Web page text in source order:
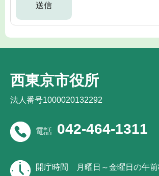
西東京市役所
法人番号1000020132292
電話 042-464-1311
開庁時間
月曜日～金曜日の午